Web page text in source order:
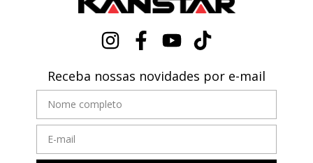
Receba nossas novidades por e-mail